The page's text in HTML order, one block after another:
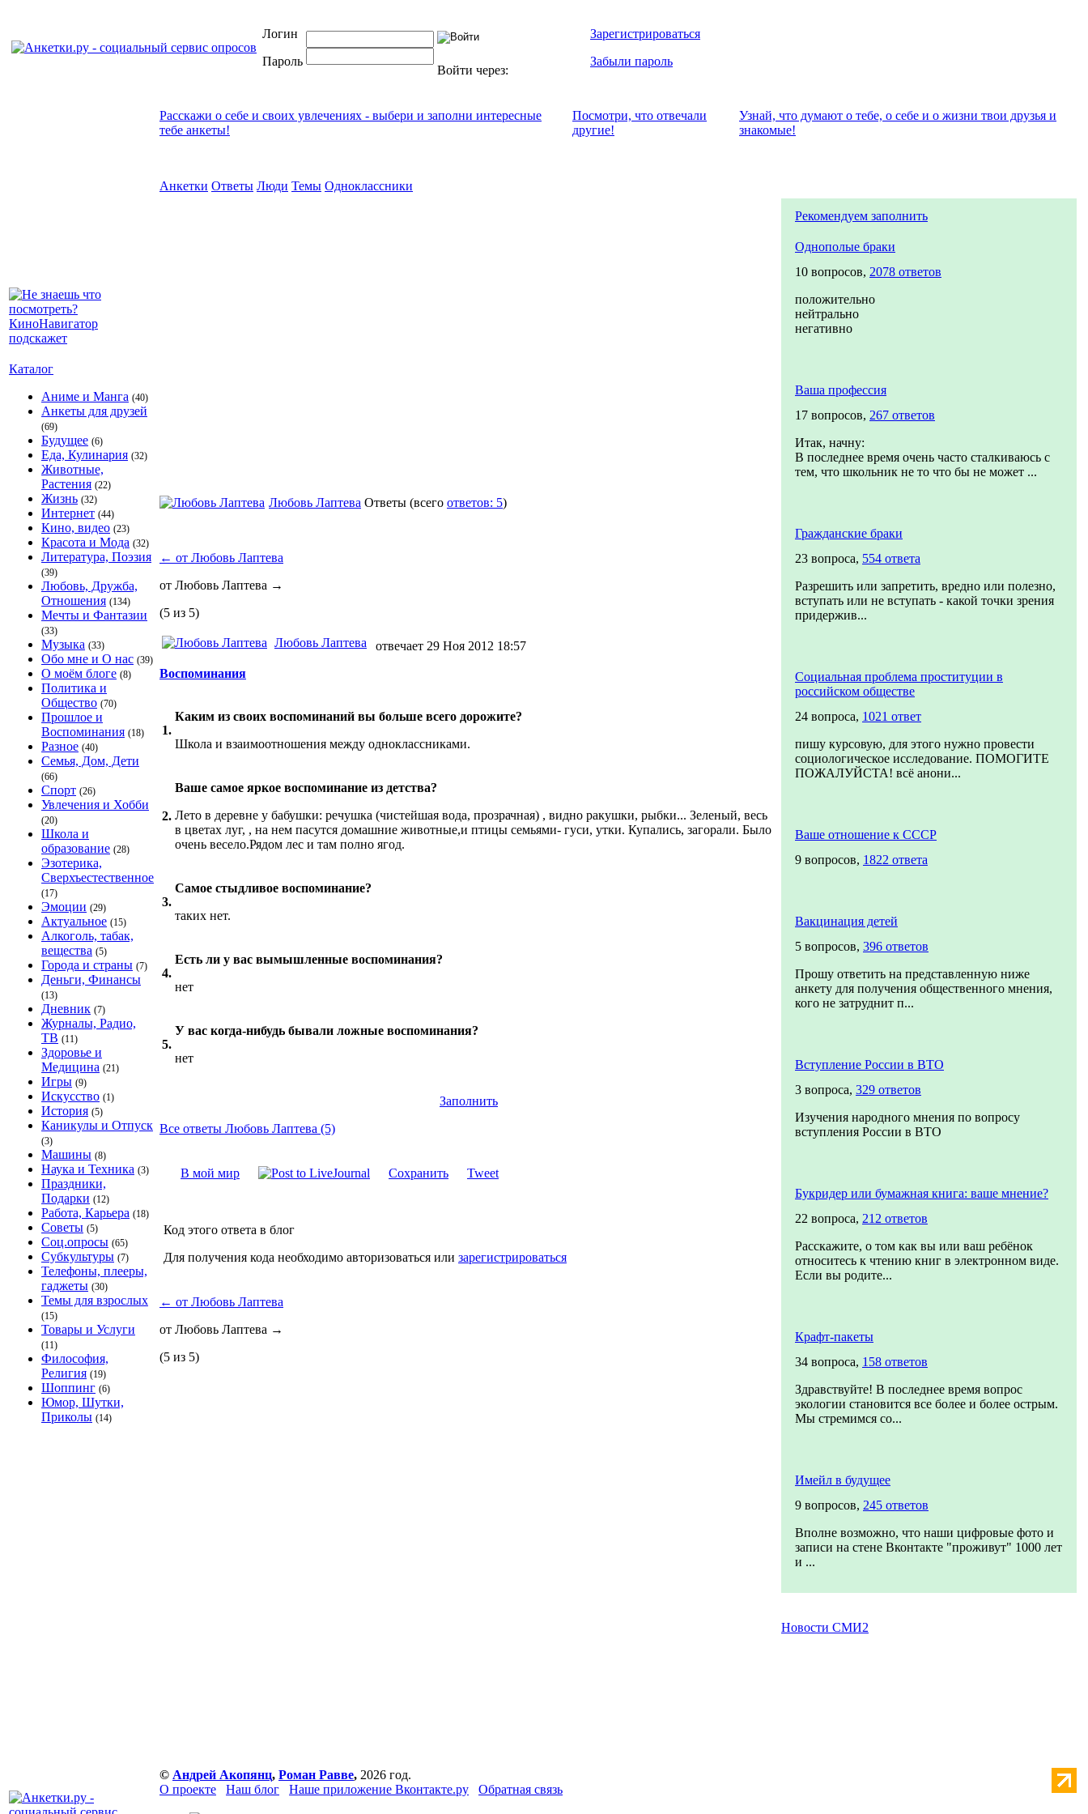
Логин
Пароль
Войти через:
Зарегистрироваться
Забыли пароль
Каталог
Аниме и Манга (40)
Анкеты для друзей
(69)
Будущее (6)
Еда, Кулинария (32)
Животные,
Растения (22)
Жизнь (32)
Интернет (44)
Кино, видео (23)
Красота и Мода (32)
Литература, Поэзия
(39)
Любовь, Дружба,
Отношения (134)
Мечты и Фантазии
(33)
Музыка (33)
Обо мне и О нас (39)
О моём блоге (8)
Политика и
Общество (70)
Прошлое и
Воспоминания (18)
Разное (40)
Семья, Дом, Дети
(66)
Спорт (26)
Увлечения и Хобби
(20)
Школа и
образование (28)
Эзотерика,
Сверхъестественное
(17)
Эмоции (29)
Актуальное (15)
Алкоголь, табак,
вещества (5)
Города и страны (7)
Деньги, Финансы
(13)
Дневник (7)
Журналы, Радио,
ТВ (11)
Здоровье и
Медицина (21)
Игры (9)
Искусство (1)
История (5)
Каникулы и Отпуск
(3)
Машины (8)
Наука и Техника (3)
Праздники,
Подарки (12)
Работа, Карьера (18)
Советы (5)
Соц.опросы (65)
Субкультуры (7)
Телефоны, плееры,
гаджеты (30)
Темы для взрослых
(15)
Товары и Услуги
(11)
Философия,
Религия (19)
Шоппинг (6)
Юмор, Шутки,
Приколы (14)
Расскажи о себе и своих увлечениях - выбери и заполни интересные
тебе анкеты!
Посмотри, что отвeчали
другие!
Узнай, что думают о тебе, о себе и о жизни твои друзья и
знакомые!
Анкетки Ответы Люди Темы Одноклассники
Любовь Лаптева Ответы (всего ответов: 5)
← от Любовь Лаптева
от Любовь Лаптева →
(5 из 5)
Любовь Лаптева
отвечает 29 Ноя 2012 18:57
Воспоминания
1.
Каким из своих воспоминаний вы больше всего дорожите?
Школа и взаимоотношения между одноклассниками.
2.
Ваше самое яркое воспоминание из детства?
Лето в деревне у бабушки: речушка (чистейшая вода, прозрачная) , видно ракушки, рыбки... Зеленый, весь
в цветах луг, , на нем пасутся домашние животные,и птицы семьями- гуси, утки. Купались, загорали. Было
очень весело.Рядом лес и там полно ягод.
3.
Самое стыдливое воспоминание?
таких нет.
4.
Есть ли у вас вымышленные воспоминания?
нет
5.
У вас когда-нибудь бывали ложные воспоминания?
нет
Заполнить
Все ответы Любовь Лаптева (5)
В мой мир Сохранить Tweet
Код этого ответа в блог
Для получения кода необходимо авторизоваться или зарегистрироваться
← от Любовь Лаптева
от Любовь Лаптева →
(5 из 5)
Рекомендуем заполнить
Однополые браки
10 вопросов, 2078 ответов
положительно
нейтрально
негативно
Ваша профессия
17 вопросов, 267 ответов
Итак, начну:
В последнее время очень часто сталкиваюсь с
тем, что школьник не то что бы не может ...
Гражданские браки
23 вопроса, 554 ответа
Разрешить или запретить, вредно или полезно,
вступать или не вступать - какой точки зрения
придержив...
Социальная проблема проституции в
российском обществе
24 вопроса, 1021 ответ
пишу курсовую, для этого нужно провести
социологическое исследование. ПОМОГИТЕ
ПОЖАЛУЙСТА! всё анони...
Ваше отношение к СССР
9 вопросов, 1822 ответа
Вакцинация детей
5 вопросов, 396 ответов
Прошу ответить на представленную ниже
анкету для получения общественного мнения,
кого не затруднит п...
Вступление России в ВТО
3 вопроса, 329 ответов
Изучения народного мнения по вопросу
вступления России в ВТО
Букридер или бумажная книга: ваше мнение?
22 вопроса, 212 ответов
Расскажите, о том как вы или ваш ребёнок
относитесь к чтению книг в электронном виде.
Если вы родите...
Крафт-пакеты
34 вопроса, 158 ответов
Здравствуйте! В последнее время вопрос
экологии становится все более и более острым.
Мы стремимся со...
Имейл в будущее
9 вопросов, 245 ответов
Вполне возможно, что наши цифровые фото и
записи на стене Вконтакте "проживут" 1000 лет
и ...
Новости СМИ2
© Андрей Акопянц, Роман Равве, 2026 год.
О проекте
Наш блог Наше приложение Вконтакте.ру Обратная связь